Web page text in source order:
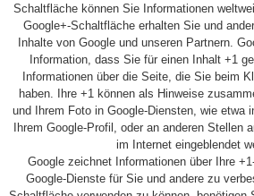
Schaltfläche können Sie Informationen
Google+-Schaltfläche erhalten Sie und
Inhalte von Google und unseren Partnern.
Information, dass Sie für einen Inhalt +1
Informationen über die Seite, die Sie beim
haben. Ihre +1 können als Hinweise
und Ihrem Foto in Google-Diensten, wie etwa
Ihrem Google-Profil, oder an anderen Stellen
im Internet eingeblendet
Google zeichnet Informationen über Ihre
Google-Dienste für Sie und andere zu